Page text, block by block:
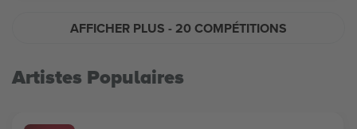
AFFICHER PLUS - 20 COMPÉTITIONS
Artistes Populaires